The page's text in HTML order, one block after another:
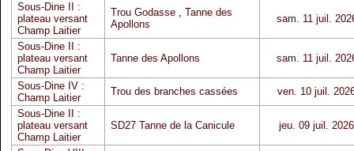
Sous-Dine II :
plateau versant
Champ Laitier
Trou Godasse, Tanne des
Apollons
sam. 11 juil.
Sous-Dine II :
plateau versant
Champ Laitier
Tanne des Apollons sam. 11 juil.
Sous-Dine IV :
Champ Laitier
Trou des branches cassées
ven. 10 juil.
Sous-Dine II :
plateau versant
Champ Laitier
SD27 Tanne de la Canicule jeu. 09 juil. 2026